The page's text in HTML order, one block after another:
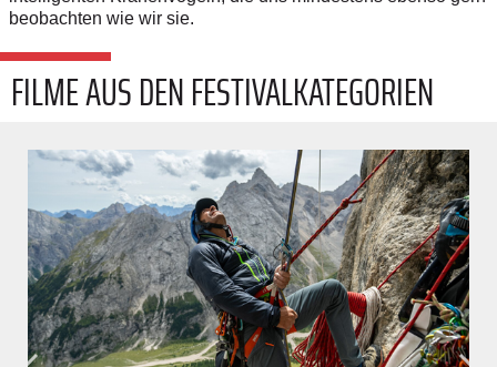
beobachten wie wir sie.
FILME AUS DEN FESTIVALKATEGORIEN